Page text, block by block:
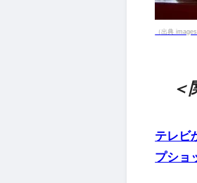
（出典
＜
テレビ
プショ